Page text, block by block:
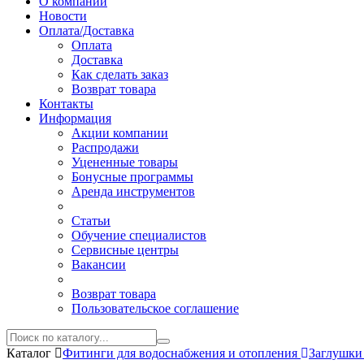
Новости
Оплата/Доставка
Оплата
Доставка
Как сделать заказ
Возврат товара
Контакты
Информация
Акции компании
Распродажи
Уцененные товары
Бонусные программы
Аренда инструментов
Статьи
Обучение специалистов
Сервисные центры
Вакансии
Возврат товара
Пользовательское соглашение
Каталог Фитинги для водоснабжения и отопления Заглушки